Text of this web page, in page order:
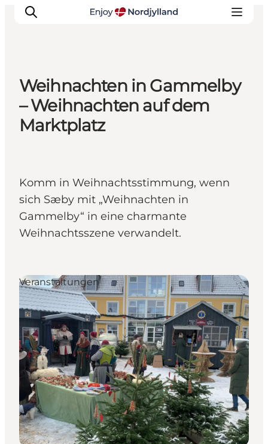
Erlebnisse
Reiseplanung
Destinationen
Für Kinder
Weihnachten in Gammelby
– Weihnachten auf dem
Marktplatz
Komm in Weihnachtsstimmung, wenn
sich Sæby mit „Weihnachten in
Gammelby“ in eine charmante
Weihnachtsszene verwandelt.
Veranstaltungen